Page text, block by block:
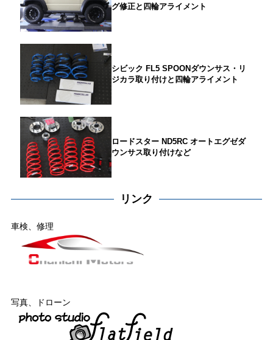
グ修正と四輪アライメント
シビック FL5 SPOONダウンサス・リ
ジカラ取り付けと四輪アライメント
ロードスター ND5RC オートエグゼダ
ウンサス取り付けなど
リンク
車検、修理
写真、ドローン